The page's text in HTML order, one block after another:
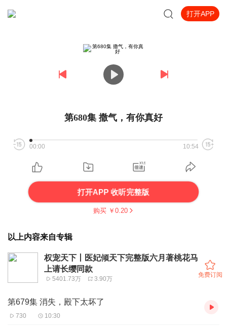
打开APP
第680集 撒气，有你真好
00:00 10:54
打开APP 收听完整版
购买 ￥ 0.20
以上内容来自专辑
权宠天下丨医妃倾天下完整版六月著桃花马
上请长缨同款
5401.73万 3.90万
免费订阅
第679集 消失，殿下太坏了
730 10:30